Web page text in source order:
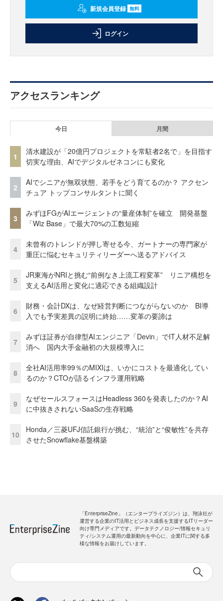
新規会員登録 無料
ログイン
アクセスランキング
今日 月間
1
清水建設が「20億円プロジェクトを常駐者2名で」を目指す
切実な理由、AIでデジタルゼネコンにも変化
2
AIでシニアが無双状態、若手をどう育てるのか？ アクセン
チュア トップコンサルタントに聞く
3
みずほFGがAIエージェントの“量産体制”を確立 開発基盤
「Wiz Base」で最大70%の工数短縮
4
未曾有のトレンドが押し寄せる今、ガートナーの専門家が
重圧に悩むセキュリティリーダーへ送るアドバイス
5
JR東海がNRIと挑む“前例なき上流工程変革” リニア構想を
支えるAI活用と変化に適応できる組織設計
6
財務・会計DXは、なぜ経営判断につながらないのか BI導
入でも予実差異の説明に終始……変革の要諦は
7
みずほ証券が自律型AIエンジニア「Devin」でIT人材不足解
消へ 国内大手金融初の大規模導入に
8
全社AI活用率99％のMIXIは、いかにコストを最適化してい
るのか？CTOが語るインフラ運用戦略
9
なぜセールスフォースはHeadless 360を発表したのか？AI
に中抜きされないSaaSの生存戦略
10
Honda／三菱UFJ信託銀行が挑む、“統治”と“俊敏性”を共存
させたSnowflake基盤構築
「EnterpriseZine」（エンタープライズジン）は、翔泳社が
運営する企業のIT活用とビジネス成長を支援するITリーダー
向け専門メディアです。データテクノロジー/情報セキュリ
ティ/システム運用の最新動向を中心に、企業ITに関する多
様な情報をお届けしています。